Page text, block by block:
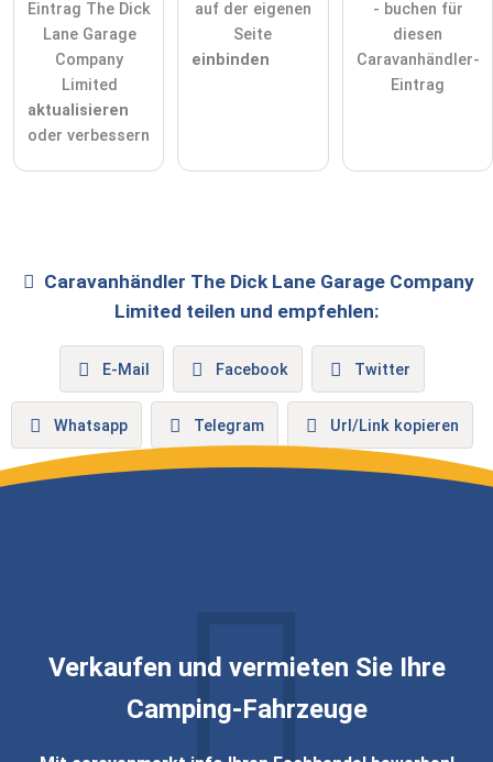
Eintrag The Dick
Lane Garage
Company
Limited
aktualisieren
oder verbessern
auf der eigenen
Seite
einbinden
- buchen für
diesen
Caravanhändler-
Eintrag
Caravanhändler The Dick Lane Garage Company
Limited teilen und empfehlen:
E-Mail Facebook Twitter
Whatsapp Telegram Url/Link kopieren
Verkaufen und vermieten Sie Ihre
Camping-Fahrzeuge